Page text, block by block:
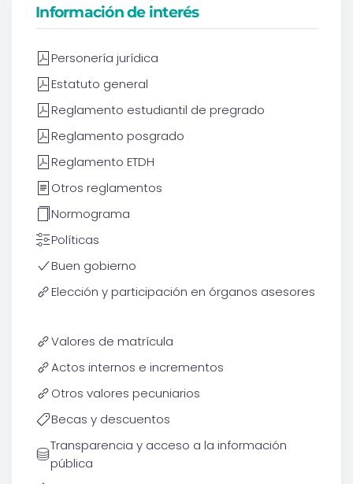
Información de interés
Personería jurídica
Estatuto general
Reglamento estudiantil de pregrado
Reglamento posgrado
Reglamento ETDH
Otros reglamentos
Normograma
Políticas
Buen gobierno
Elección y participación en órganos asesores
Valores de matrícula
Actos internos e incrementos
Otros valores pecuniarios
Becas y descuentos
Transparencia y acceso a la información
pública